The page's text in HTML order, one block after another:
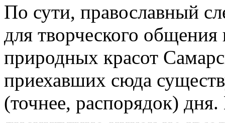
По сути, православный
для творческого
природных красот
приехавших сюда
(точнее, распорядок)